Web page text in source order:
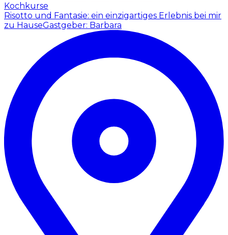
Kochkurse
Risotto und Fantasie: ein einzigartiges Erlebnis bei mir
zu HauseGastgeber: Barbara